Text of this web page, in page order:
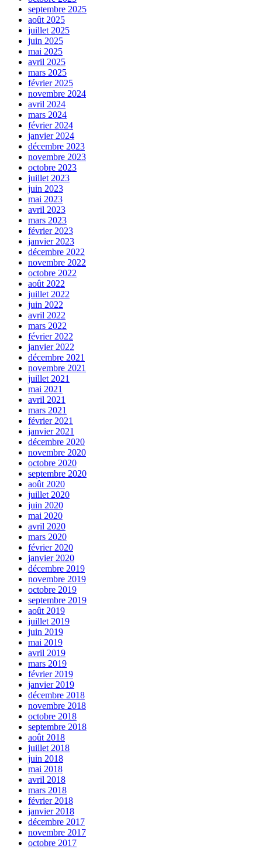
septembre 2025
août 2025
juillet 2025
juin 2025
mai 2025
avril 2025
mars 2025
février 2025
novembre 2024
avril 2024
mars 2024
février 2024
janvier 2024
décembre 2023
novembre 2023
octobre 2023
juillet 2023
juin 2023
mai 2023
avril 2023
mars 2023
février 2023
janvier 2023
décembre 2022
novembre 2022
octobre 2022
août 2022
juillet 2022
juin 2022
avril 2022
mars 2022
février 2022
janvier 2022
décembre 2021
novembre 2021
juillet 2021
mai 2021
avril 2021
mars 2021
février 2021
janvier 2021
décembre 2020
novembre 2020
octobre 2020
septembre 2020
août 2020
juillet 2020
juin 2020
mai 2020
avril 2020
mars 2020
février 2020
janvier 2020
décembre 2019
novembre 2019
octobre 2019
septembre 2019
août 2019
juillet 2019
juin 2019
mai 2019
avril 2019
mars 2019
février 2019
janvier 2019
décembre 2018
novembre 2018
octobre 2018
septembre 2018
août 2018
juillet 2018
juin 2018
mai 2018
avril 2018
mars 2018
février 2018
janvier 2018
décembre 2017
novembre 2017
octobre 2017